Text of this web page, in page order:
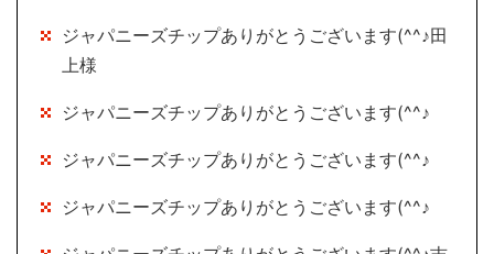
ジャパニーズチップありがとうございます(^^♪田
上様
ジャパニーズチップありがとうございます(^^♪
ジャパニーズチップありがとうございます(^^♪
ジャパニーズチップありがとうございます(^^♪